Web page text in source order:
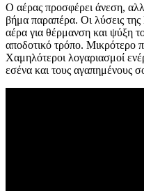
Ο αέρας προσφέρει άνεση,
βήμα παραπέρα. Οι λύσεις της
αέρα για θέρμανση και ψύξη
αποδοτικό τρόπο. Μικρότερο
Χαμηλότεροι λογαριασμοί
εσένα και τους αγαπημένους